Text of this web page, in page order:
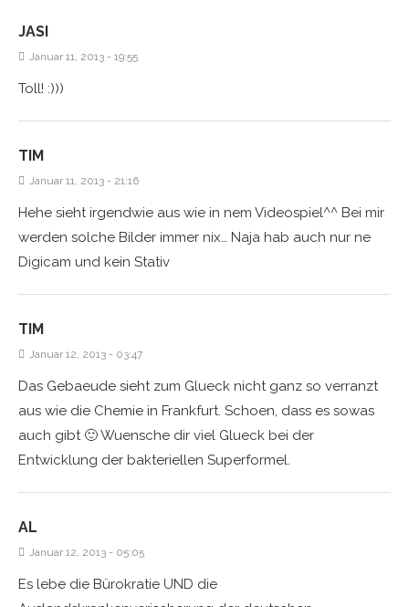
JASI
Januar 11, 2013 - 19:55
Toll! :)))
TIM
Januar 11, 2013 - 21:16
Hehe sieht irgendwie aus wie in nem Videospiel^^ Bei mir
werden solche Bilder immer nix… Naja hab auch nur ne
Digicam und kein Stativ
TIM
Januar 12, 2013 - 03:47
Das Gebaeude sieht zum Glueck nicht ganz so verranzt
aus wie die Chemie in Frankfurt. Schoen, dass es sowas
auch gibt 🙂 Wuensche dir viel Glueck bei der
Entwicklung der bakteriellen Superformel.
AL
Januar 12, 2013 - 05:05
Es lebe die Bürokratie UND die